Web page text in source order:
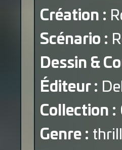
Création :
Scénario :
Dessin &
Éditeur :
Collection :
Genre :